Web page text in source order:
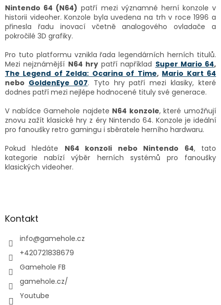
l
á
d
í
p
r
v
k
v
ý
p
s
u
Nintendo 64 (N64) patří mezi významné herní konzole v
historii videoher. Konzole byla uvedena na trh v roce 1996 a
přinesla řadu inovací včetně analogového ovladače a
pokročilé 3D grafiky.
Pro tuto platformu vznikla řada legendárních herních titulů.
Mezi nejznámější N64 hrypatří například Super Mario 64,
The Legend of Zelda: Ocarina of Time, Mario Kart 64
nebo GoldenEye 007. Tyto hry patří mezi klasiky, které
dodnes patří mezi nejlépe hodnocené tituly své generace.
V nabídce Gamehole najdete N64 konzole, které umožňují
znovu zažít klasické hry z éry Nintendo 64. Konzole je ideální
pro fanoušky retro gamingu i sběratele herního hardwaru.
Pokud hledáte N64 konzoli nebo Nintendo 64, tato
kategorie nabízí výběr herních systémů pro fanoušky
klasických videoher.
aKontakt
info@gamehole.cz
+420721838679
Gamehole FB
gamehole.cz/
Youtube